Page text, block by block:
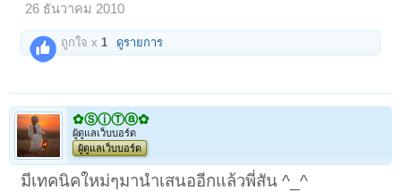
26 ธันวาคม 2010
ถูกใจ x1 ดูรายการ
✿ⓈⓘⓉⓐ✿
ผู้ดูแลเว็บบอร์ด
ผู้ดูแลเว็บบอร์ด
มีเทคนิคใหม่ๆมานำเสนออีกแล้วพี่สัน ^_^